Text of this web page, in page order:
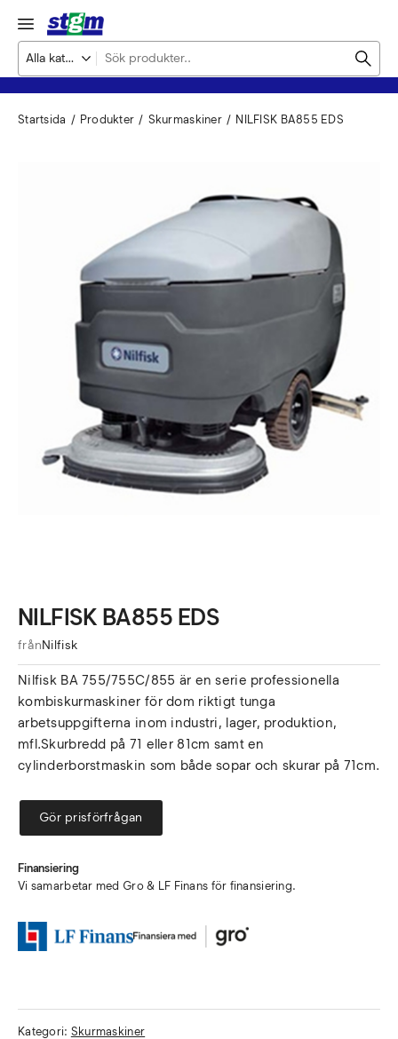
Startsida Produkter Skurmaskiner NILFISK BA855 EDS
NILFISK BA855 EDS
frånNilfisk
Nilfisk BA 755/755C/855 är en serie professionella
kombiskurmaskiner för dom riktigt tunga
arbetsuppgifterna inom industri, lager, produktion,
mfl.Skurbredd på 71 eller 81cm samt en
cylinderborstmaskin som både sopar och skurar på 71cm.
Gör prisförfrågan
Finansiering
Vi samarbetar med Gro & LF Finans för finansiering.
Kategori: Skurmaskiner